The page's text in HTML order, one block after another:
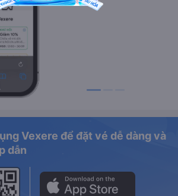
Vexere để đặt vé dễ dàng và
dẫn